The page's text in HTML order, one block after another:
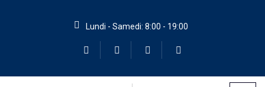
Lundi - Samedi: 8:00 - 19:00